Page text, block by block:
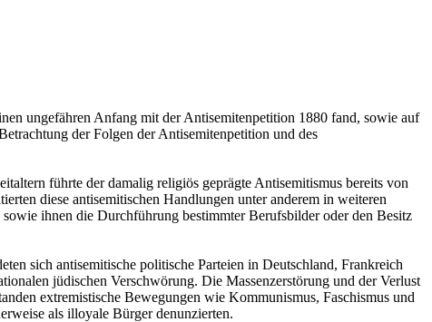
ungefähren Anfang mit der Antisemitenpetition 1880 fand, sowie auf
der Folgen der Antisemitenpetition und des
führte der damalig religiös geprägte Antisemitismus bereits von
diese antisemitischen Handlungen unter anderem in weiteren
ihnen die Durchführung bestimmter Berufsbilder oder den Besitz
sich antisemitische politische Parteien in Deutschland, Frankreich
jüdischen Verschwörung. Die Massenzerstörung und der Verlust
extremistische Bewegungen wie Kommunismus, Faschismus und
als illoyale Bürger denunzierten.